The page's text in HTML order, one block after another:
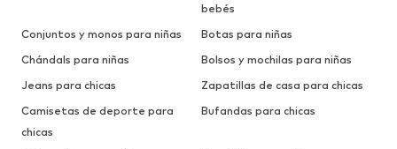
bebés
Conjuntos y monos para niñas
Botas para niñas
Chándals para niñas
Bolsos y mochilas para niñas
Jeans para chicas
Zapatillas de casa para chicas
Camisetas de deporte para
chicas
Bufandas para chicas